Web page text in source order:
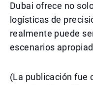
Dubai ofrece no
logísticas de
realmente puede
escenarios
(La publicación fue